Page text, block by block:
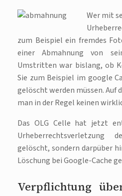
Wer mit
zum Beispiel ein fremdes
einer Abmahnung von
Umstritten war bislang, ob
Sie zum Beispiel im google
gelöscht werden müssen. Auf
man in der Regel keinen
Das OLG Celle hat jetzt
gelöscht, sondern darpüber
Löschung bei Google-Cache
Verpflichtung